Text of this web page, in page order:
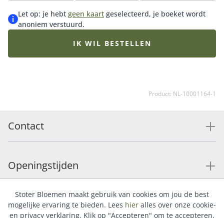
Let op: je hebt geen kaart geselecteerd, je boeket wordt
anoniem verstuurd.
IK WIL BESTELLEN
Product: NL-10001164-1
Contact
Openingstijden
Service
Stoter Bloemen maakt gebruik van cookies om jou de best
mogelijke ervaring te bieden. Lees hier alles over onze cookie-
en privacy verklaring. Klik op "Accepteren" om te accepteren.